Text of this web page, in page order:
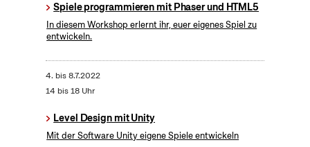
Spiele programmieren mit Phaser und HTML5
In diesem Workshop erlernt ihr, euer eigenes Spiel zu
entwickeln.
4. bis8.7.2022
14 bis 18 Uhr
Level Design mit Unity
Mit der Software Unity eigene Spiele entwickeln